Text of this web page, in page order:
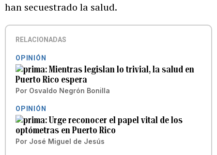
han secuestrado la salud.
RELACIONADAS
OPINIÓN
Mientras legislan lo trivial, la salud en
Puerto Rico espera
Por Osvaldo Negrón Bonilla
OPINIÓN
Urge reconocer el papel vital de los
optómetras en Puerto Rico
Por José Miguel de Jesús